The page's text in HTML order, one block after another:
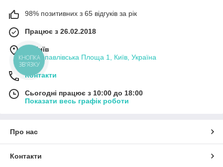
98% позитивних з 65 відгуків за рік
Працює з 26.02.2018
м. Київ
Петропавлівська Площа 1, Київ, Україна
Контакти
Сьогодні працює з 10:00 до 18:00
Показати весь графік роботи
Про нас
Контакти
КНОПКА
ЗВ'ЯЗКУ